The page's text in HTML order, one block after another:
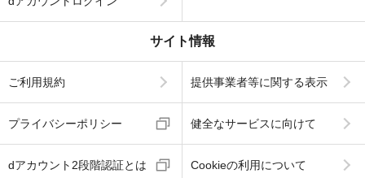
サイト情報
ご利用規約 提供事業者等に関する表示
プライバシーポリシー 健全なサービスに向けて
dアカウント2段階認証とは Cookieの利用について